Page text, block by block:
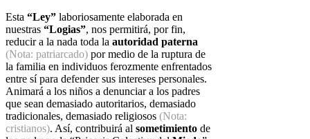
Esta “Ley” laboriosamente elaborada en
nuestras “Logias”, nos permitirá, por fin,
reducir a la nada toda la autoridad paterna
(Nota: patriarcado) por medio de la ruptura de
la familia en individuos ferozmente enfrentados
entre sí para defender sus intereses personales.
Animará a los niños a denunciar a los padres
que sean demasiado autoritarios, demasiado
tradicionales, demasiado religiosos (Nota:
cristianos). Así, contribuirá al sometimiento de